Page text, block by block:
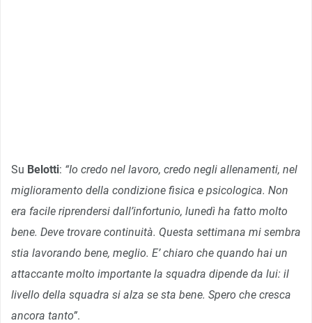
Su Belotti: “Io credo nel lavoro, credo negli allenamenti, nel
miglioramento della condizione fisica e psicologica. Non
era facile riprendersi dall’infortunio, lunedì ha fatto molto
bene. Deve trovare continuità. Questa settimana mi sembra
stia lavorando bene, meglio. E’ chiaro che quando hai un
attaccante molto importante la squadra dipende da lui: il
livello della squadra si alza se sta bene. Spero che cresca
ancora tanto”.